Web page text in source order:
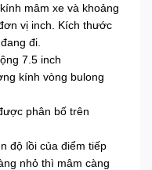
mâm xe và khoảng
vị inch. Kích thước
đi.
7.5 inch
kính vòng bulong
phân bố trên
độ lồi của điểm tiếp
nhỏ thì mâm càng